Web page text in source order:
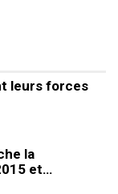
leurs forces
la
et…